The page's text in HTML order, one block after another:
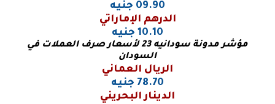
09.90 جنيه
الدرهم الإماراتي
10.10 جنيه
مؤشر مدونة سودانيه 23 لأسعار صرف العملات في
السودان
الريال العماني
78.70 جنيه
الدينار البحريني